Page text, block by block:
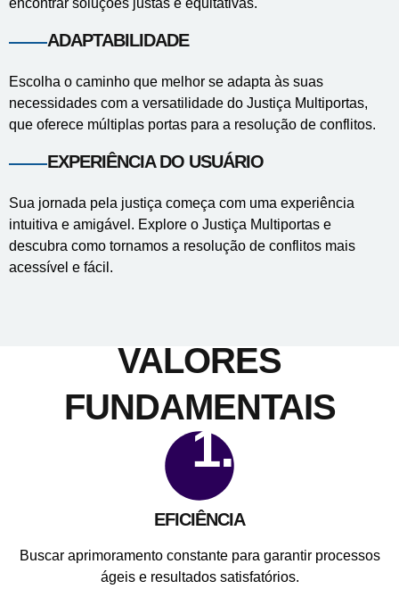
ADAPTABILIDADE
Escolha o caminho que melhor se adapta às suas
necessidades com a versatilidade do Justiça Multiportas,
que oferece múltiplas portas para a resolução de conflitos.
EXPERIÊNCIA DO USUÁRIO
Sua jornada pela justiça começa com uma experiência
intuitiva e amigável. Explore o Justiça Multiportas e
descubra como tornamos a resolução de conflitos mais
acessível e fácil.
VALORES
FUNDAMENTAIS
1.
EFICIÊNCIA
Buscar aprimoramento constante para garantir processos
ágeis e resultados satisfatórios.